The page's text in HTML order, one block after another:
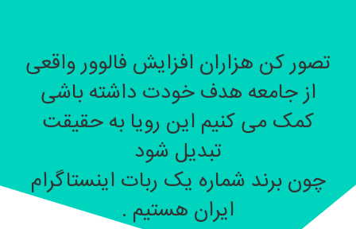
تصور کن هزاران افزایش فالوور واقعی
از جامعه هدف خودت داشته باشی
کمک می کنیم این رویا به حقیقت
تبدیل شود
چون برند شماره یک ربات اینستاگرام
ایران هستیم .